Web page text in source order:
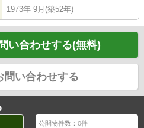
1973年 9月(築52年)
い合わせする(無料)
問い合わせする
公開物件数：0件